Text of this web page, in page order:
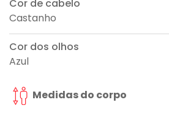
Cor de cabelo
Castanho
Cor dos olhos
Azul
Medidas do corpo